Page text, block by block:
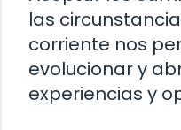
las
corriente nos
evolucionar y
experiencias y